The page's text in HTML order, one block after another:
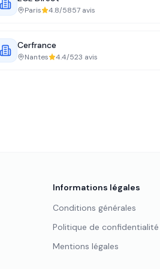
Paris 4.8/5857 avis
Cerfrance
Nantes 4.4/523 avis
Informations légales
Conditions générales
Politique de confidentialité
Mentions légales